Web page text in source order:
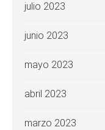
julio 2023
junio 2023
mayo 2023
abril 2023
marzo 2023